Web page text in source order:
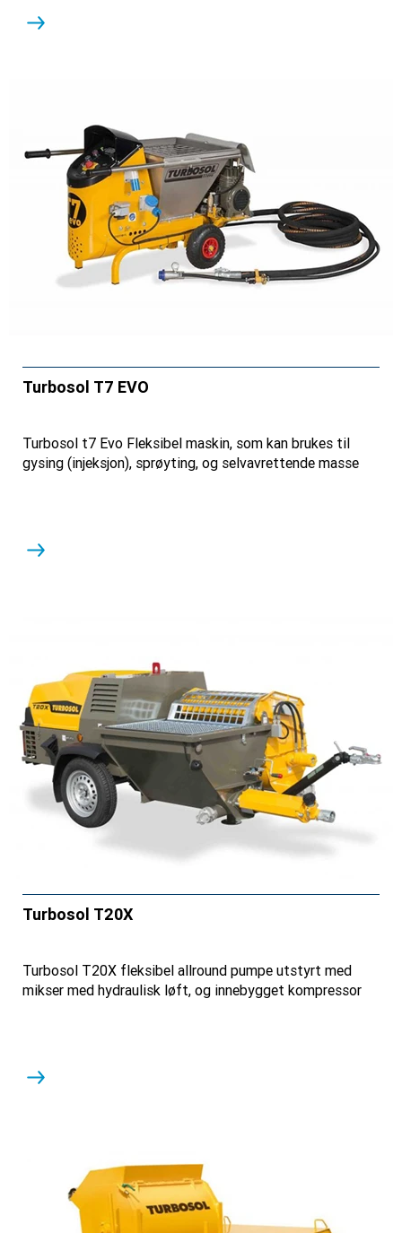
Turbosol T7 EVO
Turbosol t7 Evo Fleksibel maskin, som kan brukes til
gysing (injeksjon), sprøyting, og selvavrettende masse
Turbosol T20X
Turbosol T20X fleksibel allround pumpe utstyrt med
mikser med hydraulisk løft, og innebygget kompressor